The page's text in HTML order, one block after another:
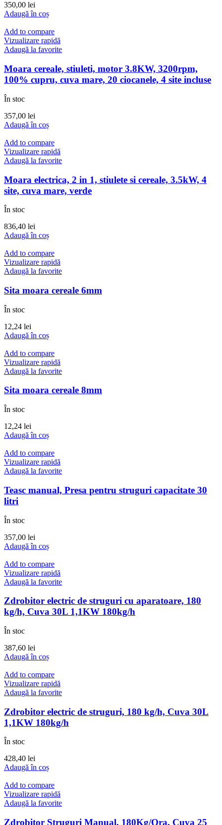
350,00 lei
Adaugă în coș
Add to compare
Vizualizare rapidă
Adaugă la favorite
Moara cereale, stiuleti, motor 3.8KW, 3200rpm,
100% cupru, cuva mare, 20 ciocanele, 4 site incluse
În stoc
357,00 lei
Adaugă în coș
Add to compare
Vizualizare rapidă
Adaugă la favorite
Moara electrica, 2 in 1, stiulete si cereale, 3.5kW, 4
site, cuva mare, verde
În stoc
836,40 lei
Adaugă în coș
Add to compare
Vizualizare rapidă
Adaugă la favorite
Sita moara cereale 6mm
În stoc
12,24 lei
Adaugă în coș
Add to compare
Vizualizare rapidă
Adaugă la favorite
Sita moara cereale 8mm
În stoc
12,24 lei
Adaugă în coș
Add to compare
Vizualizare rapidă
Adaugă la favorite
Teasc manual, Presa pentru struguri capacitate 30
litri
În stoc
357,00 lei
Adaugă în coș
Add to compare
Vizualizare rapidă
Adaugă la favorite
Zdrobitor electric de struguri cu aparatoare, 180
kg/h, Cuva 30L 1,1KW 180kg/h
În stoc
387,60 lei
Adaugă în coș
Add to compare
Vizualizare rapidă
Adaugă la favorite
Zdrobitor electric de struguri, 180 kg/h, Cuva 30L
1,1KW 180kg/h
În stoc
428,40 lei
Adaugă în coș
Add to compare
Vizualizare rapidă
Adaugă la favorite
Zdrobitor Struguri Manual, 180Kg/Ora, Cuva 25